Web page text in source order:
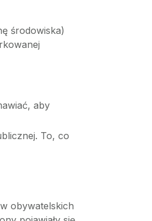
środowiska)
aby
To, co
obywatelskich